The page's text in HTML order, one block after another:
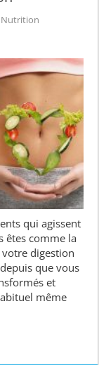
Nutrition
qui agissent
êtes comme la
digestion
que vous
et
même